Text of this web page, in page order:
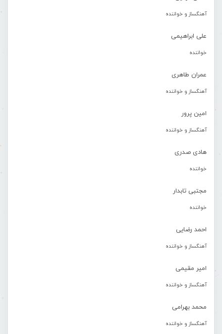
آهنگساز و خواننده
علی ابراهیمی
خواننده
عمران طاهری
آهنگساز و خواننده
امین پرور
آهنگساز و خواننده
هادی صدری
خواننده
مجتبی تابدار
خواننده
احمد رضایی
آهنگساز و خواننده
امیر مقیمی
آهنگساز و خواننده
محمد بهرامی
آهنگساز و خواننده